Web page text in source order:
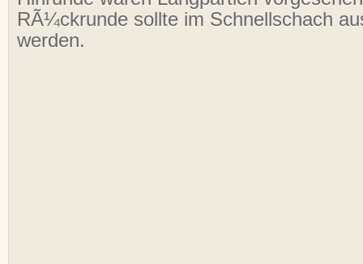
RÃ¼ckrunde sollte im Schnellschach
werden.